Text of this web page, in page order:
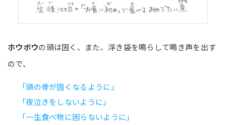
ホウボウの頭は固く、また、浮き袋を鳴らして鳴き声を出す
ので、
「頭の骨が固くなるように」
「夜泣きをしないように」
「一生食べ物に困らないように」